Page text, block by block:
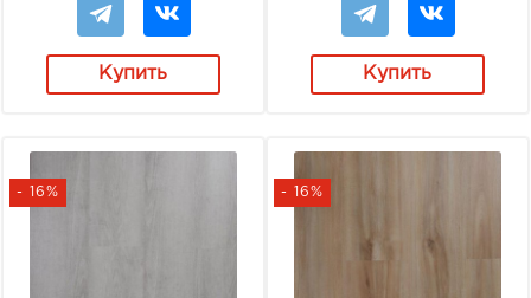
Купить Купить
- 16% - 16%